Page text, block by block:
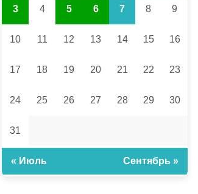
3 4 5 6 7 8 9
10 11 12 13 14 15 16
17 18 19 20 21 22 23
24 25 26 27 28 29 30
31
« Июль Сентябрь »